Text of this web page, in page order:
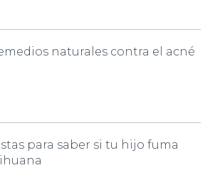
naturales contra el acné
para saber si tu hijo fuma